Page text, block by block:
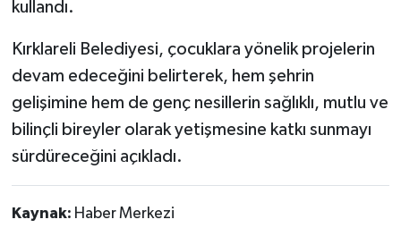
kullandı.
Kırklareli Belediyesi, çocuklara yönelik projelerin
devam edeceğini belirterek, hem şehrin
gelişimine hem de genç nesillerin sağlıklı, mutlu ve
bilinçli bireyler olarak yetişmesine katkı sunmayı
sürdüreceğini açıkladı.
Kaynak: Haber Merkezi